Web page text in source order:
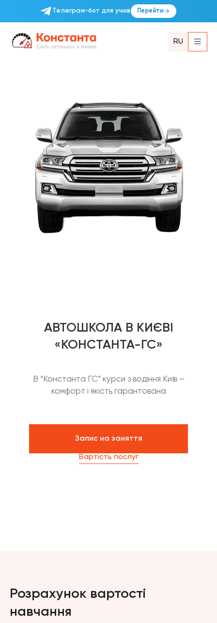
Телеграм-бот для учнів Перейти
RU
АВТОШКОЛА В КИЄВІ
«КОНСТАНТА-ГС»
В “Константа ГС” курси з водіння Київ –
комфорт і якість гарантована
Запис на заняття
Вартість послуг
Розрахунок вартості
навчання